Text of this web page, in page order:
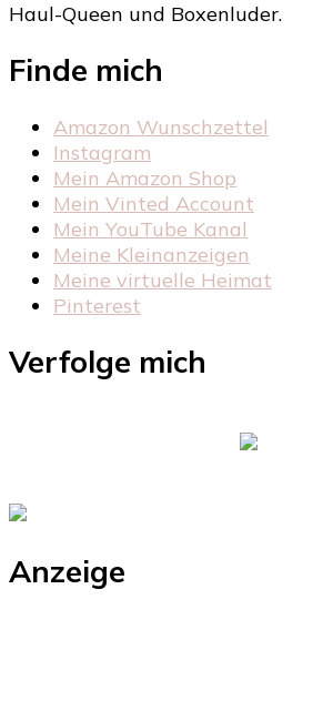
Haul-Queen und Boxenluder.
Finde mich
Amazon Wunschzettel
Instagram
Mein Amazon Shop
Mein Vinted Account
Mein YouTube Kanal
Meine Kleinanzeigen
Meine virtuelle Heimat
Pinterest
Verfolge mich
Anzeige